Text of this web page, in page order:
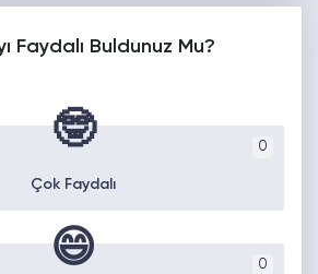
Faydalı Buldunuz Mu?
0
🤓
Çok Faydalı
0
😄